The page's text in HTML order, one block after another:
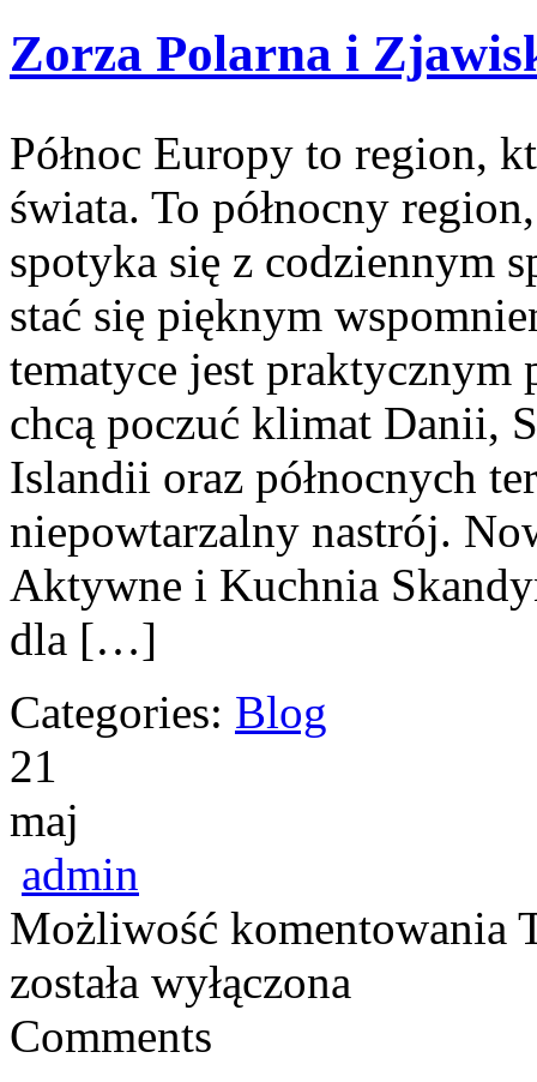
Zorza Polarna i
Północ Europy to region,
świata. To północny
spotyka się z codziennym
stać się pięknym
tematyce jest
chcą poczuć klimat Danii,
Islandii oraz północnych
niepowtarzalny nastrój.
Aktywne i Kuchnia
dla […]
Categories: Blog
21
maj
admin
Możliwość komentowania
została wyłączona
Comments